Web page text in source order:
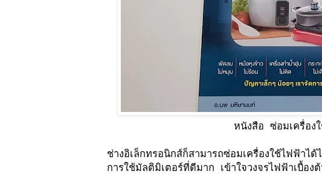
หนังสือ ซ่อมเครื่องใช้ไฟฟ้าใ
ช่างอิเล็กทรอนิกส์ก็สามารถซ่อมเครื่องใช้ไฟฟ้าไ
การใช้มัลติมิเตอร์ที่ดีมาก เข้าใจวงจรไฟฟ้าเบื้อ